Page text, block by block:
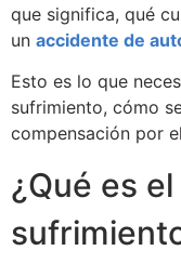
que significa, qué
un accidente de
Esto es lo que
sufrimiento, cómo
compensación por
¿Qué es